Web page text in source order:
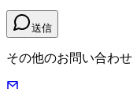
送信
その他のお問い合わせ